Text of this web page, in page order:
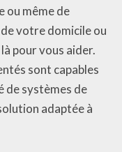
ou même de
votre domicile ou
pour vous aider.
sont capables
de systèmes de
adaptée à